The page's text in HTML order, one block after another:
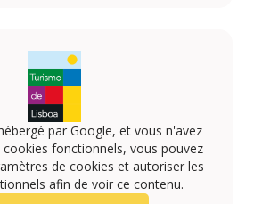
par Google, et vous n'avez
fonctionnels, vous pouvez
de cookies et autoriser les
afin de voir ce contenu.